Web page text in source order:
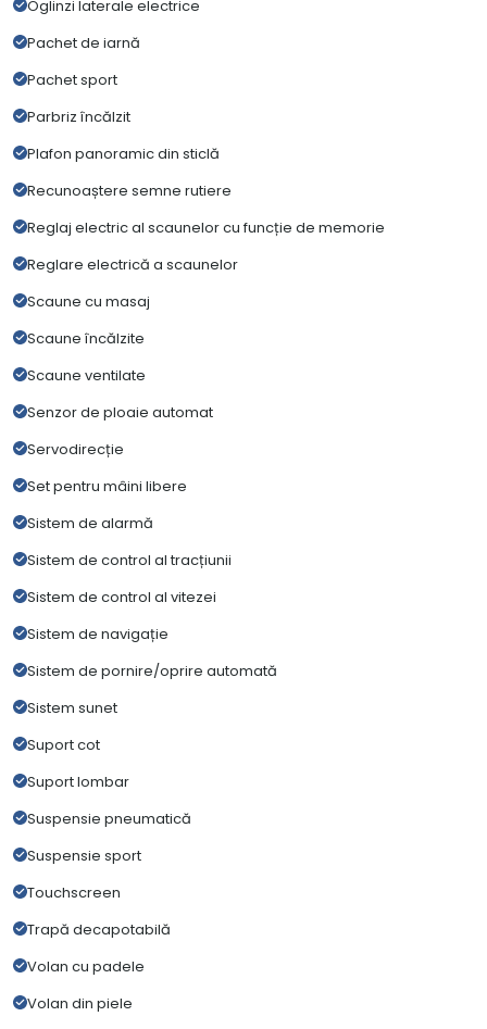
Oglinzi laterale electrice
Pachet de iarnă
Pachet sport
Parbriz încălzit
Plafon panoramic din sticlă
Recunoaștere semne rutiere
Reglaj electric al scaunelor cu funcție de memorie
Reglare electrică a scaunelor
Scaune cu masaj
Scaune încălzite
Scaune ventilate
Senzor de ploaie automat
Servodirecție
Set pentru mâini libere
Sistem de alarmă
Sistem de control al tracțiunii
Sistem de control al vitezei
Sistem de navigație
Sistem de pornire/oprire automată
Sistem sunet
Suport cot
Suport lombar
Suspensie pneumatică
Suspensie sport
Touchscreen
Trapă decapotabilă
Volan cu padele
Volan din piele